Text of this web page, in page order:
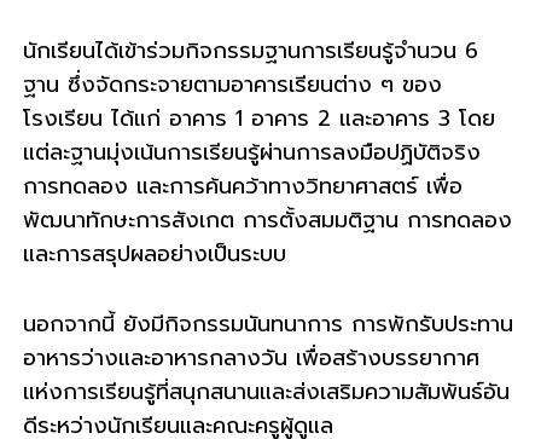
นักเรียนได้เข้าร่วมกิจกรรมฐานการเรียนรู้จำนวน 6
ฐาน ซึ่งจัดกระจายตามอาคารเรียนต่าง ๆ ของ
โรงเรียน ได้แก่ อาคาร 1 อาคาร 2 และอาคาร 3 โดย
แต่ละฐานมุ่งเน้นการเรียนรู้ผ่านการลงมือปฏิบัติจริง
การทดลอง และการค้นคว้าทางวิทยาศาสตร์ เพื่อ
พัฒนาทักษะการสังเกต การตั้งสมมติฐาน การทดลอง
และการสรุปผลอย่างเป็นระบบ
นอกจากนี้ ยังมีกิจกรรมนันทนาการ การพักรับประทาน
อาหารว่างและอาหารกลางวัน เพื่อสร้างบรรยากาศ
แห่งการเรียนรู้ที่สนุกสนานและส่งเสริมความสัมพันธ์อัน
ดีระหว่างนักเรียนและคณะครูผู้ดูแล